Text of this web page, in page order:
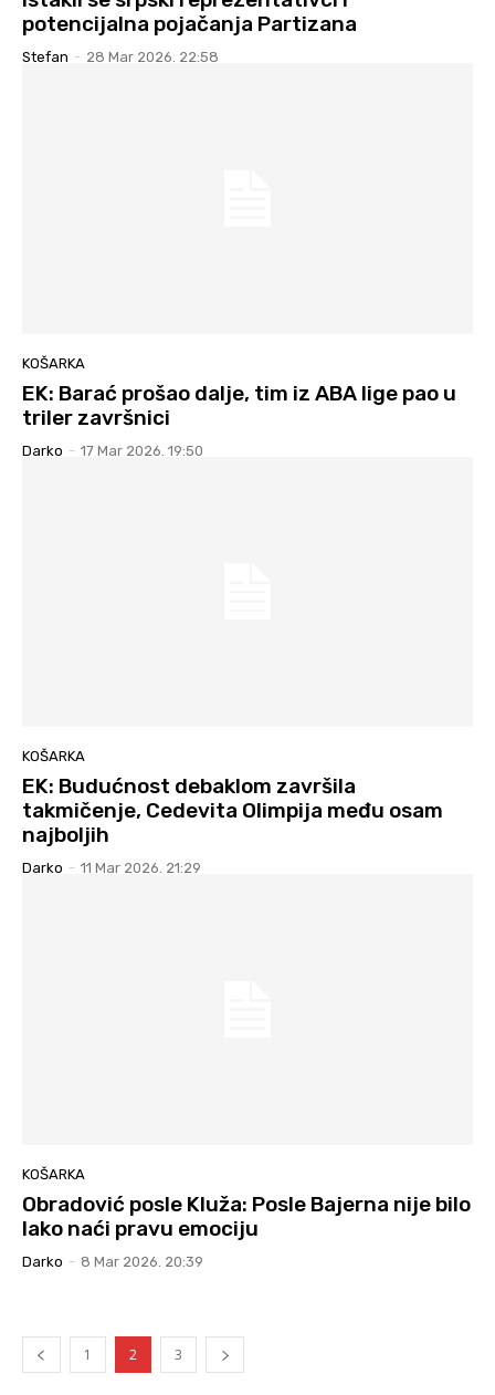
potencijalna pojačanja Partizana
Stefan - 28 Mar 2026. 22:58
KOŠARKA
EK: Barać prošao dalje, tim iz ABA lige pao u
triler završnici
Darko - 17 Mar 2026. 19:50
KOŠARKA
EK: Budućnost debaklom završila
takmičenje, Cedevita Olimpija među osam
najboljih
Darko - 11 Mar 2026. 21:29
KOŠARKA
Obradović posle Kluža: Posle Bajerna nije bilo
lako naći pravu emociju
Darko - 8 Mar 2026. 20:39
1 2 3